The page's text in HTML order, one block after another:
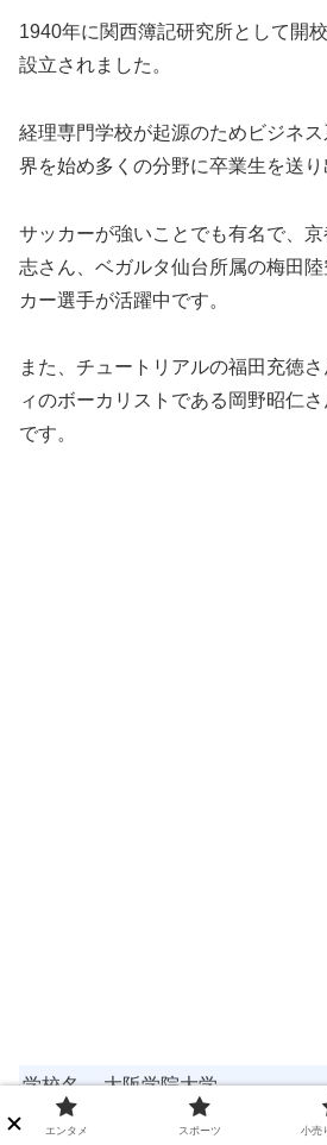
1940年に関西簿記研究所として開
設立されました。
経理専門学校が起源のためビジネ
界を始め多くの分野に卒業生を送り
サッカーが強いことでも有名で、
志さん、ベガルタ仙台所属の梅田
カー選手が活躍中です。
また、チュートリアルの福田充徳
ィのボーカリストである岡野昭仁
です。
学校名
大阪学院大学
学科・
エンタメ スポーツ 小売